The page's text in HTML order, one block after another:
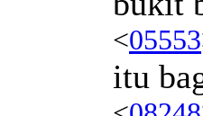
<05553
itu